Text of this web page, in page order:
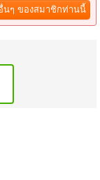
นๆ ของสมาชิกท่านนี้